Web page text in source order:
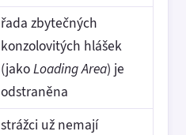
řada zbytečných
konzolovitých hlášek
(jakoLoading Area) je
odstraněna
strážci už nemají